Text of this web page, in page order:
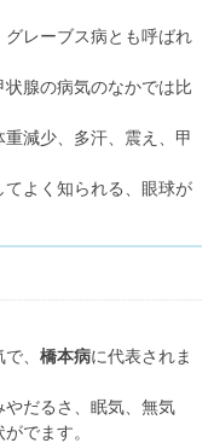
グレーブス病とも呼ばれ
腺の病気のなかでは比
減少、多汗、震え、甲
てよく知られる、眼球が
、 橋本病に代表されま
やだるさ、眠気、無気
でます。